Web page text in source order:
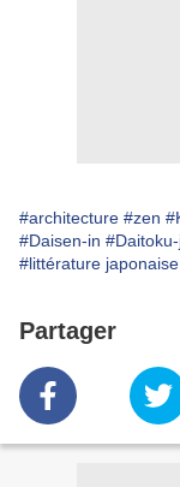
#architecture #zen
#Daisen-in
#littérature japonaise
Partager